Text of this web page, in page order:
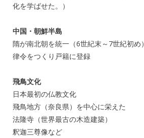
化を学ばせた。）
中国・朝鮮半島
隋が南北朝を統一（6世紀末～7世紀初め）
律令をつくり戸籍に登録
飛鳥文化
日本最初の仏教文化
飛鳥地方（奈良県）を中心に栄えた
法隆寺（世界最古の木造建築）
釈迦三尊像など